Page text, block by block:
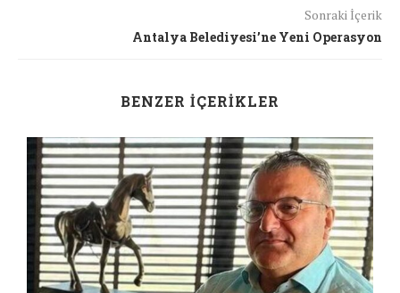
Sonraki İçerik
Antalya Belediyesi’ne Yeni Operasyon
BENZER İÇERIKLER